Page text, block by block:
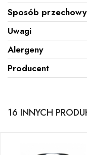
Sposób
Uwagi
Alergeny
Producent
16 INNYCH